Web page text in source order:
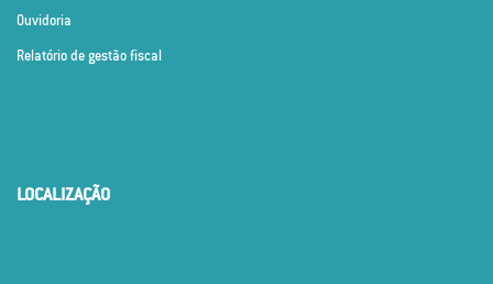
Ouvidoria
Relatório de gestão fiscal
LOCALIZAÇÃO